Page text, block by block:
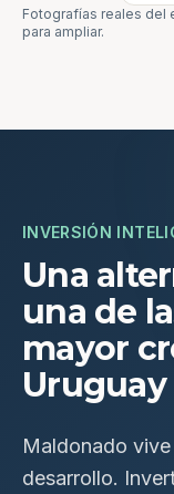
Fotografías reales del
para ampliar.
INVERSIÓN
Una
una de
mayor
Uruguay
Maldonado
desarrollo.